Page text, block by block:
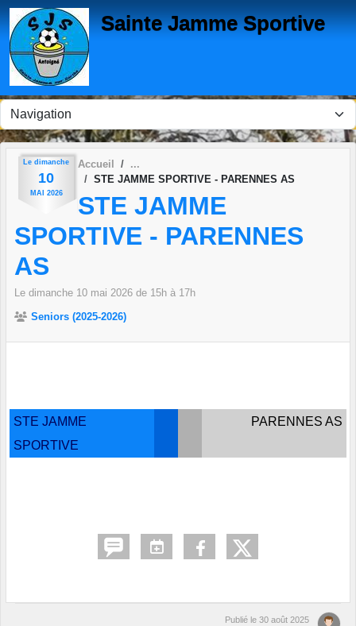
Sainte Jamme Sportive
Le dimanche
10
MAI 2026
Accueil
STE JAMME SPORTIVE - PARENNES AS
STE JAMME
SPORTIVE - PARENNES
AS
Le dimanche 10 mai 2026 de 15h à 17h
Seniors (2025-2026)
STE JAMME
SPORTIVE
PARENNES AS
Publié le 30 août 2025
Panneau de gestion des cookies